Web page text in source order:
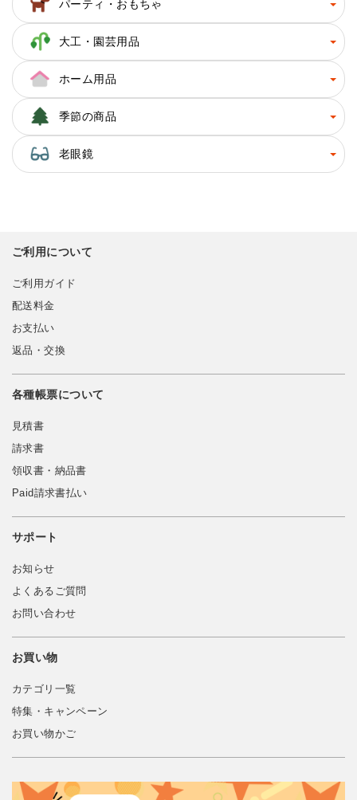
パーティ・おもちゃ
大工・園芸用品
ホーム用品
季節の商品
老眼鏡
ご利用について
ご利用ガイド
配送料金
お支払い
返品・交換
各種帳票について
見積書
請求書
領収書・納品書
Paid請求書払い
サポート
お知らせ
よくあるご質問
お問い合わせ
お買い物
カテゴリ一覧
特集・キャンペーン
お買い物かご